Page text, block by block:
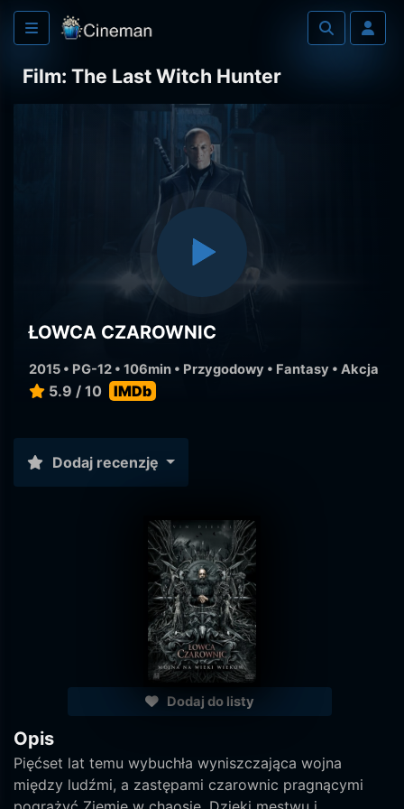
Film: The Last Witch Hunter
ŁOWCA CZAROWNIC
2015 • PG-12 • 106min • Przygodowy • Fantasy • Akcja
5.9 / 10 IMDb
Dodaj recenzję
Dodaj do listy
Opis
Pięćset lat temu wybuchła wyniszczająca wojna
między ludźmi, a zastępami czarownic pragnącymi